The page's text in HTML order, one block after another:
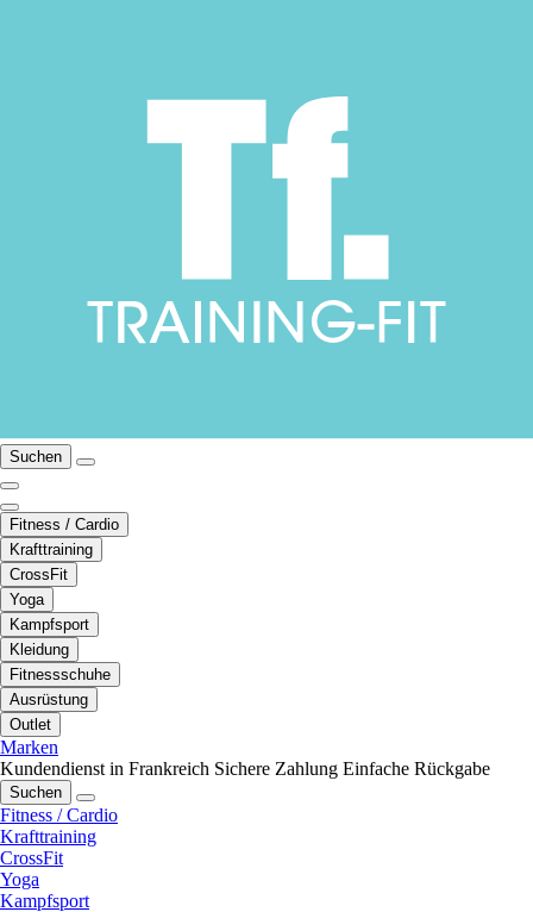
Suchen
Fitness / Cardio
Krafttraining
CrossFit
Yoga
Kampfsport
Kleidung
Fitnessschuhe
Ausrüstung
Outlet
Marken
Kundendienst in Frankreich Sichere Zahlung Einfache Rückgabe
Suchen
Fitness / Cardio
Krafttraining
CrossFit
Yoga
Kampfsport